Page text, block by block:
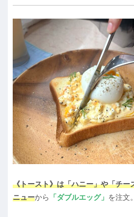
《トースト》は「ハニー」や「チー
ニューから 「ダブルエッグ」 を注文。